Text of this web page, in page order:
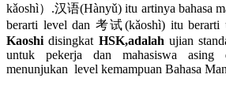
kǎoshì）.汉语(Hànyǔ) itu artinya bahasa
berarti level dan 考试(kǎoshì) itu
Kaoshi disingkat HSK,adalah ujian
untuk pekerja dan mahasiswa
menunjukan level kemampuan Bahasa